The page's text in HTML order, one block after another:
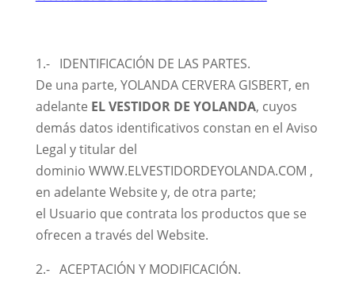
1.- IDENTIFICACIÓN DE LAS PARTES.
De una parte, YOLANDA CERVERA GISBERT, en
adelante EL VESTIDOR DE YOLANDA, cuyos
demás datos identificativos constan en el Aviso
Legal y titular del
dominio WWW.ELVESTIDORDEYOLANDA.COM ,
en adelante Website y, de otra parte;
el Usuario que contrata los productos que se
ofrecen a través del Website.
2.- ACEPTACIÓN Y MODIFICACIÓN.